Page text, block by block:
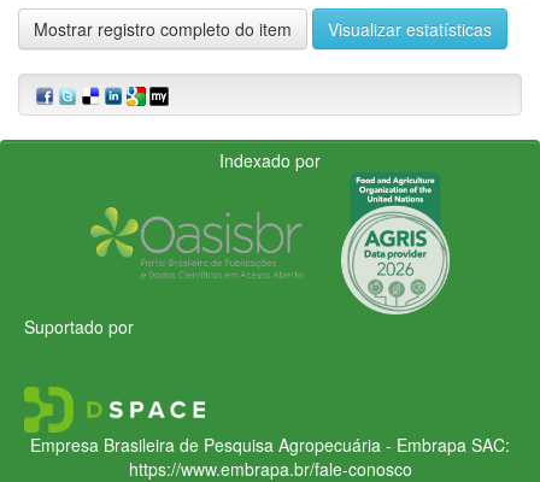
Mostrar registro completo do item Visualizar estatísticas
Indexado por
Suportado por
Empresa Brasileira de Pesquisa Agropecuária - Embrapa SAC:
https://www.embrapa.br/fale-conosco